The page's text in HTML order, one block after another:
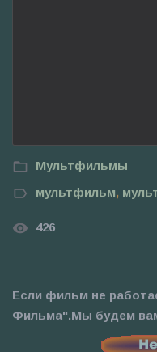
Мультфильмы
мультфильм,
426
Если фильм не
Фильма".Мы будем